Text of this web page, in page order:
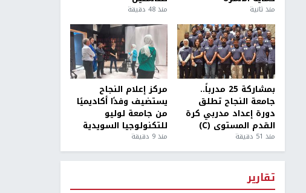
منذ ثانية منذ 48 دقيقة
بمشاركة 25 مدرباً..
جامعة النجاح تطلق
دورة إعداد مدربي كرة
القدم المستوى (C)
منذ 51 دقيقة
مركز إعلام النجاح
يستضيف وفدًا أكاديميًا
من جامعة لوليو
للتكنولوجيا السويدية
منذ 9 دقيقة
تقارير